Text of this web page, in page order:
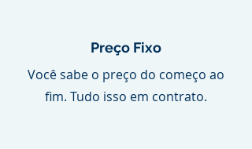
Preço Fixo
Você sabe o preço do começo ao
fim. Tudo isso em contrato.